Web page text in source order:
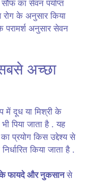
का सेवन पर्याप्त
रोग के अनुसार किया
परामर्श अनुसार सेवन
अच्छा
में दूध या मिश्री के
पिया जाता है . यह
प्रयोग किस उद्देश्य से
किया जाता है .
फायदे और नुकसानसे